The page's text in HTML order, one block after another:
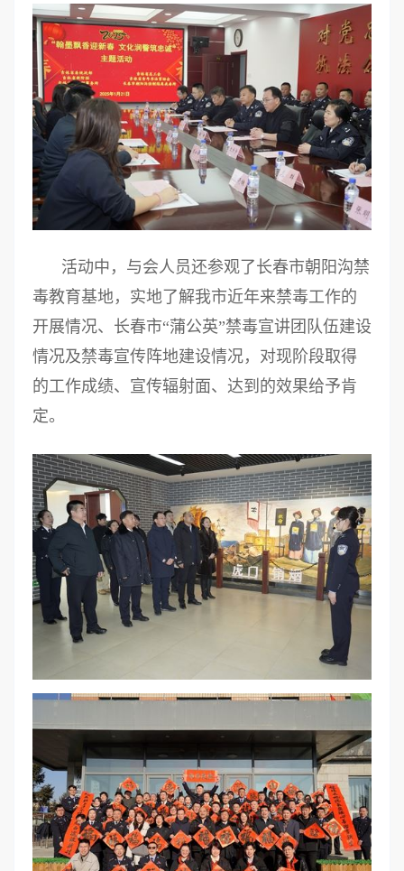
活动中，与会人员还参观了长春市朝阳沟禁
毒教育基地，实地了解我市近年来禁毒工作的
开展情况、长春市“蒲公英”禁毒宣讲团队伍建设
情况及禁毒宣传阵地建设情况，对现阶段取得
的工作成绩、宣传辐射面、达到的效果给予肯
定。